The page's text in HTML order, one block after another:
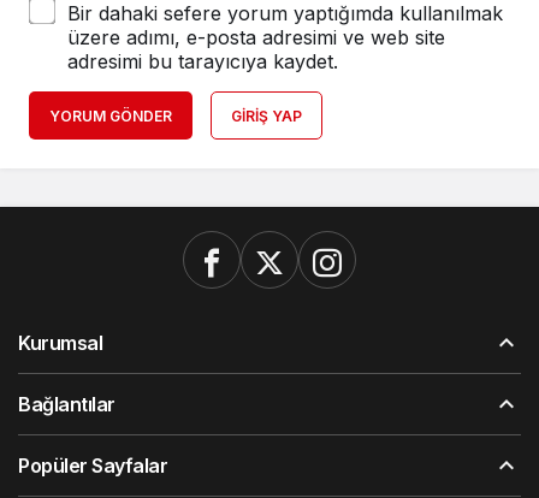
Bir dahaki sefere yorum yaptığımda kullanılmak
üzere adımı, e-posta adresimi ve web site
adresimi bu tarayıcıya kaydet.
YORUM GÖNDER GIRIŞ YAP
Kurumsal
Bağlantılar
Popüler Sayfalar